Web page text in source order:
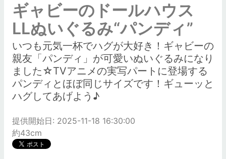
ギャビーのドールハウス
LLぬいぐるみ“パンディ”
いつも元気一杯でハグが大好き！ギャビーの
親友「パンディ」が可愛いぬいぐるみになり
ました☆TVアニメの実写パートに登場する
パンディとほぼ同じサイズです！ギューッと
ハグしてあげよう♪
提供開始日: 2025-11-18 16:30:00
約43cm